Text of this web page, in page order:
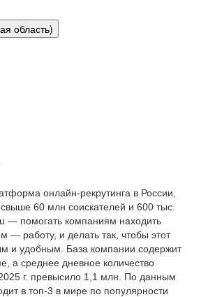
область)
онлайн-рекрутинга в России,
60 млн соискателей и 600 тыс.
— помогать компаниям находить
— работу, и делать так, чтобы этот
и удобным. База компании содержит
а среднее дневное количество
г. превысило 1,1 млн. По данным
в топ-3 в мире по популярности